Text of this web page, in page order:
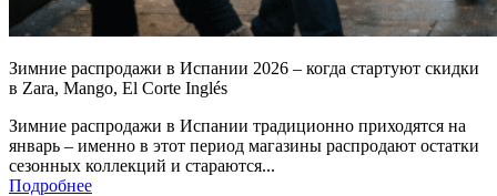
Зимние распродажи в Испании 2026 – когда стартуют скидки
в Zara, Mango, El Corte Inglés
Зимние распродажи в Испании традиционно приходятся на
январь – именно в этот период магазины распродают остатки
сезонных коллекций и стараются...
Подробнее